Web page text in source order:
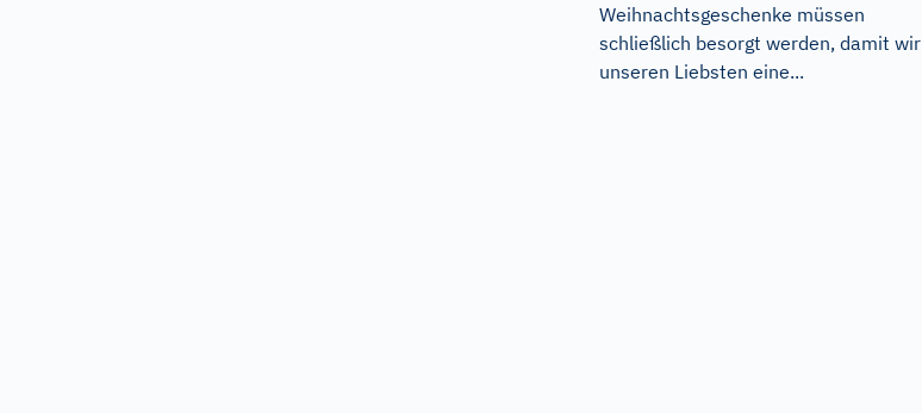
Weihnachtsgeschenke müssen
schließlich besorgt werden, damit wir
unseren Liebsten eine...